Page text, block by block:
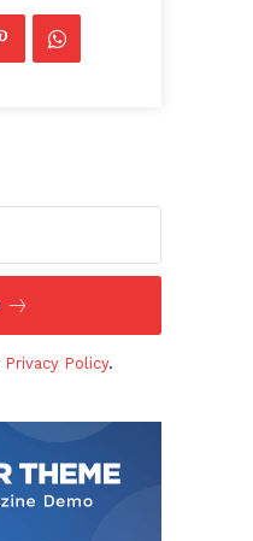
Privacy Policy.